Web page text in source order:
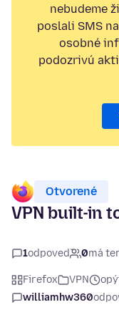
nebudeme
poslali SMS
osobné
podozrivú
Otvorené
VPN built-in
1odpoveď 0má
Firefox VPN
williamhw360